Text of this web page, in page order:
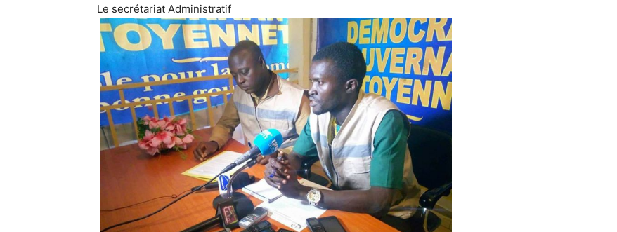
Le secrétariat Administratif